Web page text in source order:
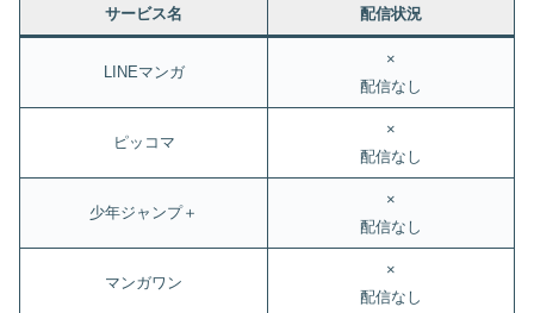
サービス名 配信状況
LINEマンガ
×
配信なし
ピッコマ
×
配信なし
少年ジャンプ＋
×
配信なし
マンガワン
×
配信なし